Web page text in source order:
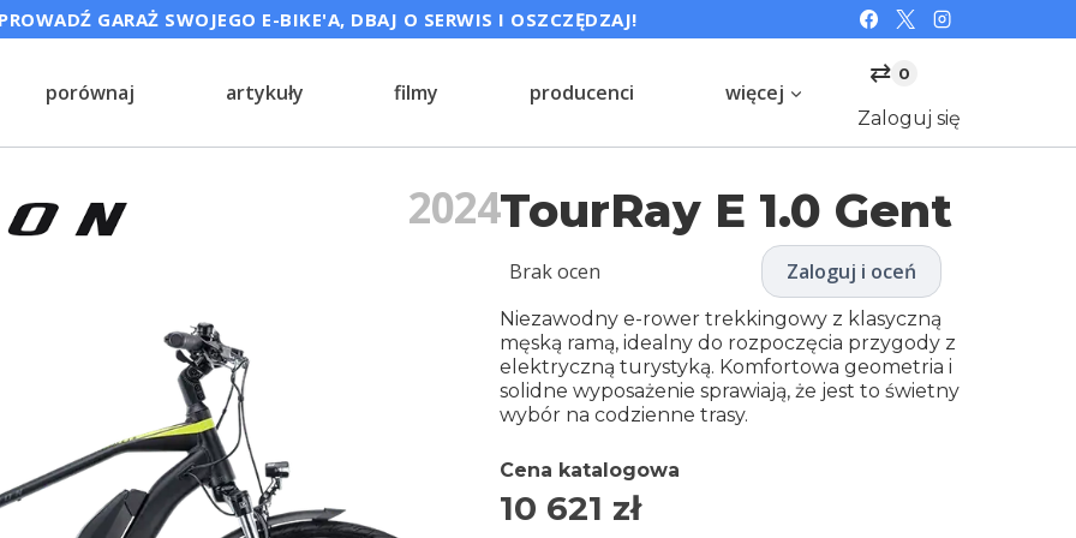
GARAŻ SWOJEGO E-BIKE'A, DBAJ O SERWIS I OSZCZĘDZAJ!
porównaj artykuły filmy producenci więcej
⇄ 0
Zaloguj się
2024TourRay E 1.0 Gent
Brak ocen Zaloguj i oceń
Niezawodny e-rower trekkingowy z klasyczną
męską ramą, idealny do rozpoczęcia przygody z
elektryczną turystyką. Komfortowa geometria i
solidne wyposażenie sprawiają, że jest to świetny
wybór na codzienne trasy.
Cena katalogowa
10 621 zł